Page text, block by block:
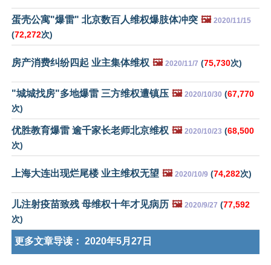
蛋壳公寓"爆雷" 北京数百人维权爆肢体冲突 🖼️ 2020/11/15
(72,272次)
房产消费纠纷四起 业主集体维权 🖼️ 2020/11/7 (75,730次)
"城城找房"多地爆雷 三方维权遭镇压 🖼️ 2020/10/30 (67,770
次)
优胜教育爆雷 逾千家长老师北京维权 🖼️ 2020/10/23 (68,500
次)
上海大连出现烂尾楼 业主维权无望 🖼️ 2020/10/9 (74,282次)
儿注射疫苗致残 母维权十年才见病历 🖼️ 2020/9/27 (77,592
次)
更多文章导读： 2020年5月27日